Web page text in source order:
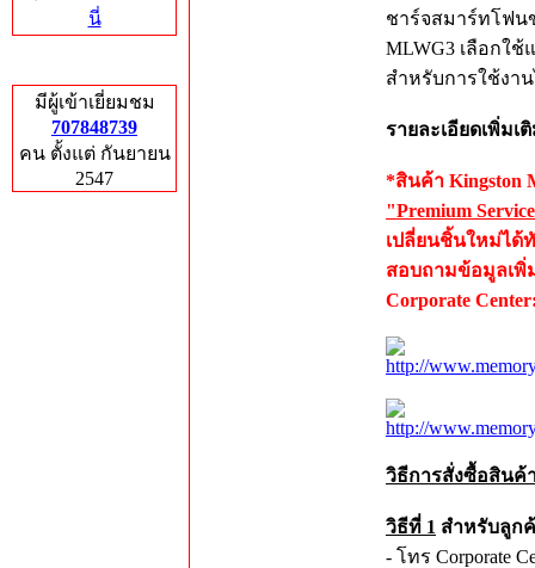
นี่
มีผู้เข้าเยี่ยมชม
707848739
คน ตั้งแต่ กันยายน
2547
ชาร์จสมาร์ทโฟน
MLWG3 เลือกใ
สำหรับการใช้งา
รายละเอียดเพิ่มเ
*สินค้า Kingston
"Premium
เปลี่ยนชิ้นใหม่ได้
สอบถามข้อมูลเพิ่ม
Corporate
http://
http://
วิธีการสั่งซื้อสินค้
วิธีที่ 1 สำหรับลูก
- โทร Corporate